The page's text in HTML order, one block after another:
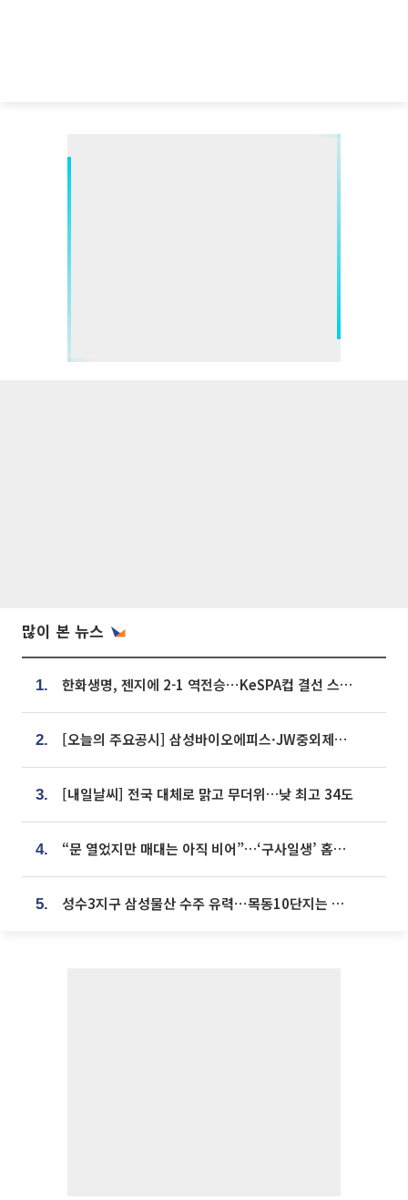
많이 본 뉴스
1. 한화생명, 젠지에 2-1 역전승⋯KeSPA컵 결선 스테이지 2 직행
2. [오늘의 주요공시] 삼성바이오에피스·JW중외제약·한미반도체·SK바이오사이언스 등
3. [내일날씨] 전국 대체로 맑고 무더위…낮 최고 34도
4. “문 열었지만 매대는 아직 비어”…‘구사일생’ 홈플러스, 정상화 시험대[르포]
5. 성수3지구 삼성물산 수주 유력⋯목동10단지는 현대건설 단독 응찰